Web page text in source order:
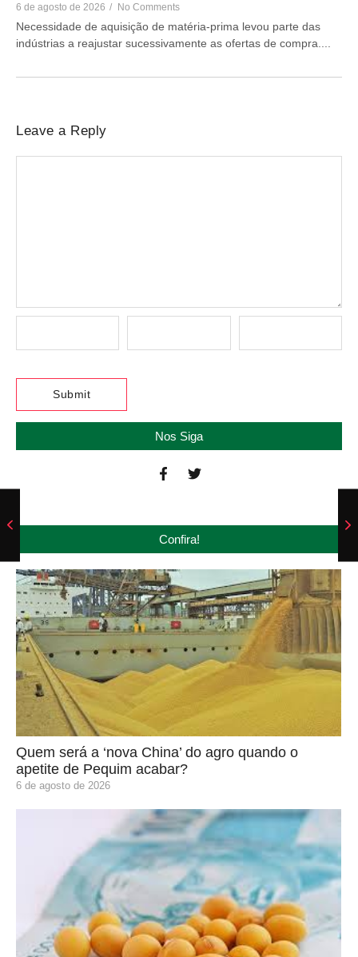
6 de agosto de 2026 / No Comments
Necessidade de aquisição de matéria-prima levou parte das
indústrias a reajustar sucessivamente as ofertas de compra....
Leave a Reply
Nos Siga
Confira!
Quem será a ‘nova China’ do agro quando o
apetite de Pequim acabar?
6 de agosto de 2026